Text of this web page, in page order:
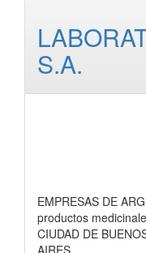
S.A.
EMPRESAS DE
productos
CIUDAD DE
AIRES